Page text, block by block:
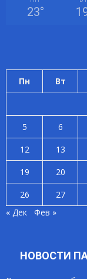
23°
Пн Вт
5
6
12
13
19
20
26
27
« Дек
Фев »
НОВОСТИ